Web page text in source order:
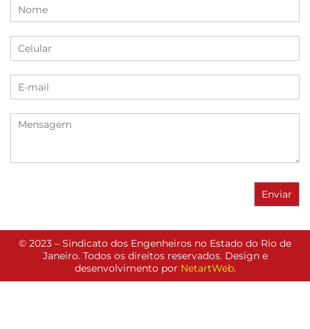
© 2023 – Sindicato dos Engenheiros no Estado do Rio de
Janeiro. Todos os direitos reservados. Design e
desenvolvimento por NetartWeb.